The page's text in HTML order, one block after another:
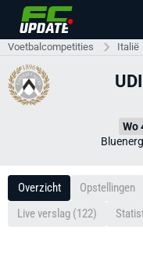
Voetbalcompetities Italië
UDI
Wo
Overzicht Opstellingen
Live verslag (122)